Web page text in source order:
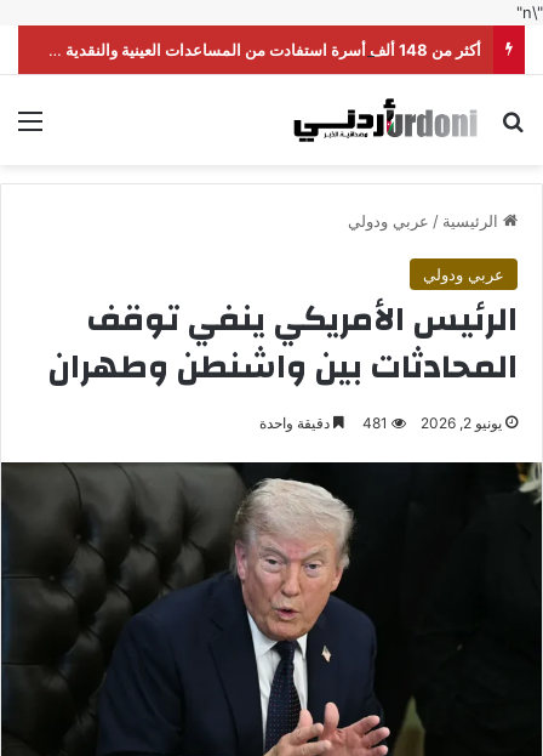
"\n"
أكثر من 148 ألف أسرة استفادت من المساعدات العينية والنقدية خلال النصف الأول من العام
بحث عن
الرئيسية / عربي ودولي
عربي ودولي
الرئيس الأمريكي ينفي توقف
المحادثات بين واشنطن وطهران
يونيو 2, 2026 481 دقيقة واحدة